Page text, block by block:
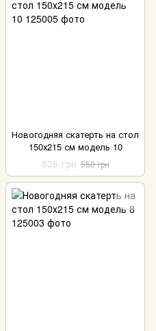
Новогодняя скатерть на стол
150х215 см модель 10
528 грн 550 грн